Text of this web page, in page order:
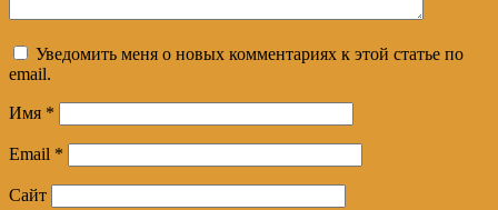
Уведомить меня о новых комментариях к этой статье по
email.
Имя *
Email *
Сайт